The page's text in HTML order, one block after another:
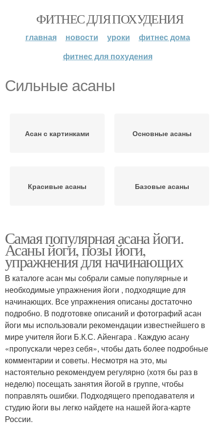
ФИТНЕС ДЛЯ ПОХУДЕНИЯ
главная новости уроки
фитнес дома
фитнес для похудения
Сильные асаны
Асан с картинками Основные асаны
Красивые асаны Базовые асаны
Самая популярная асана йоги.
Асаны йоги, позы йоги,
упражнения для начинающих
В каталоге асан мы собрали самые популярные и
необходимые упражнения йоги , подходящие для
начинающих. Все упражнения описаны достаточно
подробно. В подготовке описаний и фотографий асан
йоги мы использовали рекомендации известнейшего в
мире учителя йоги Б.К.С. Айенгара . Каждую асану
«пропускали через себя», чтобы дать более подробные
комментарии и советы. Несмотря на это, мы
настоятельно рекомендуем регулярно (хотя бы раз в
неделю) посещать занятия йогой в группе, чтобы
поправлять ошибки. Подходящего преподавателя и
студию йоги вы легко найдете на нашей йога-карте
России.